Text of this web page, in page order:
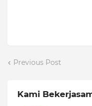
Previous Post
Kami